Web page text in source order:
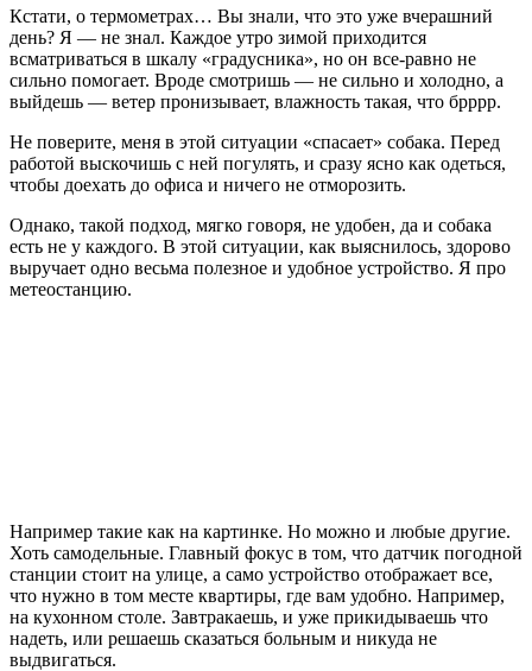
Кстати, о термометрах… Вы знали, что это уже вчерашний
день? Я — не знал. Каждое утро зимой приходится
всматриваться в шкалу «градусника», но он все-равно не
сильно помогает. Вроде смотришь — не сильно и холодно, а
выйдешь — ветер пронизывает, влажность такая, что брррр.
Не поверите, меня в этой ситуации «спасает» собака. Перед
работой выскочишь с ней погулять, и сразу ясно как одеться,
чтобы доехать до офиса и ничего не отморозить.
Однако, такой подход, мягко говоря, не удобен, да и собака
есть не у каждого. В этой ситуации, как выяснилось, здорово
выручает одно весьма полезное и удобное устройство. Я про
метеостанцию.
Например такие как на картинке. Но можно и любые другие.
Хоть самодельные. Главный фокус в том, что датчик погодной
станции стоит на улице, а само устройство отображает все,
что нужно в том месте квартиры, где вам удобно. Например,
на кухонном столе. Завтракаешь, и уже прикидываешь что
надеть, или решаешь сказаться больным и никуда не
выдвигаться.